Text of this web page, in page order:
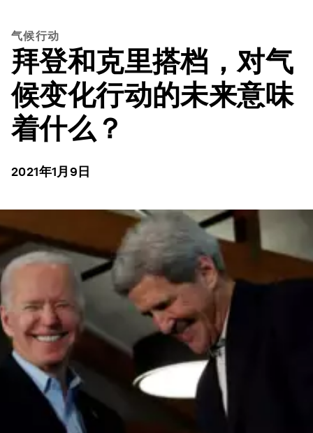
气候行动
拜登和克里搭档，对气
候变化行动的未来意味
着什么？
2021年1月9日